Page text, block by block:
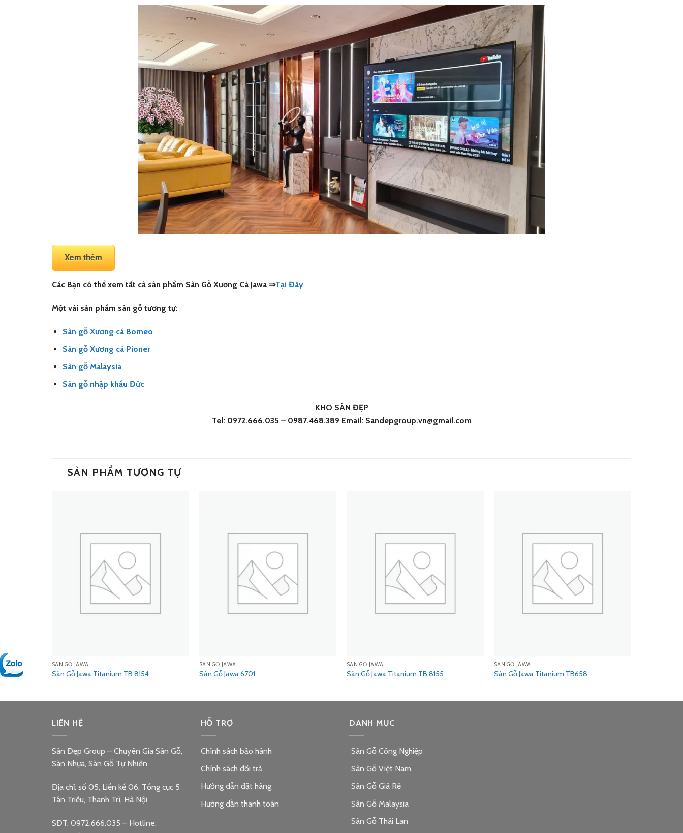
Xem thêm
Các Bạn có thể xem tất cả sản phẩm Sàn Gỗ Xương Cá Jawa ⇒Tại Đây
Một vài sản phẩm sàn gỗ tương tự:
Sàn gỗ Xương cá Borneo
Sàn gỗ Xương cá Pioner
Sàn gỗ Malaysia
Sàn gỗ nhập khẩu Đức
KHO SÀN ĐẸP
Tel: 0972.666.035 – 0987.468.389 Email: Sandepgroup.vn@gmail.com
SẢN PHẨM TƯƠNG TỰ
SÀN GỖ JAWA
Sàn Gỗ Jawa Titanium TB 8154
SÀN GỖ JAWA
Sàn Gỗ Jawa 6701
SÀN GỖ JAWA
Sàn Gỗ Jawa Titanium TB 8155
SÀN GỖ JAWA
Sàn Gỗ Jawa Titanium TB658
LIÊN HỆ
Sàn Đẹp Group – Chuyên Gia Sàn Gỗ,
Sàn Nhựa, Sàn Gỗ Tự Nhiên
Địa chỉ: số 05, Liền kề 06, Tổng cục 5
Tân Triều, Thanh Trì, Hà Nội
SĐT: 0972.666.035 – Hotline:
HỖ TRỢ
Chính sách bảo hành
Chính sách đổi trả
Hướng dẫn đặt hàng
Hướng dẫn thanh toán
DANH MỤC
Sàn Gỗ Công Nghiệp
Sàn Gỗ Việt Nam
Sàn Gỗ Giá Rẻ
Sàn Gỗ Malaysia
Sàn Gỗ Thái Lan